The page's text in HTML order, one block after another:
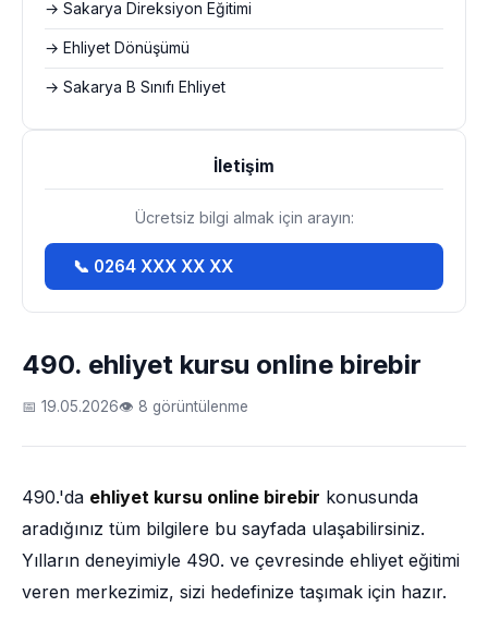
490. ehliyet kursu online birebir
📅 19.05.2026👁 8 görüntülenme
490.'da ehliyet kursu online birebir konusunda
aradığınız tüm bilgilere bu sayfada ulaşabilirsiniz.
Yılların deneyimiyle 490. ve çevresinde ehliyet eğitimi
veren merkezimiz, sizi hedefinize taşımak için hazır.
→ Sakarya Direksiyon Eğitimi
→ Ehliyet Dönüşümü
→ Sakarya B Sınıfı Ehliyet
İletişim
Ücretsiz bilgi almak için arayın:
📞 0264 XXX XX XX